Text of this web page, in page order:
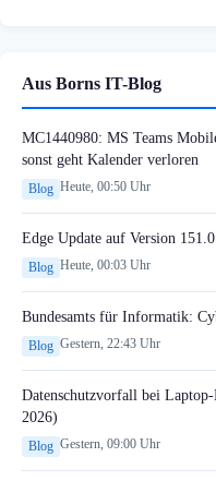
Aus Borns IT-Blog
MC1440980: MS Teams
sonst geht Kalender verloren
Blog Heute, 00:50 Uhr
Edge Update auf Version
Blog Heute, 00:03 Uhr
Bundesamts für Informatik:
Blog Gestern, 22:43 Uhr
Datenschutzvorfall bei
2026)
Blog Gestern, 09:00 Uhr